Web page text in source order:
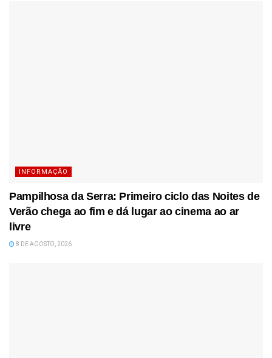
INFORMAÇÃO
Pampilhosa da Serra: Primeiro ciclo das Noites de
Verão chega ao fim e dá lugar ao cinema ao ar
livre
8 DE AGOSTO, 2026